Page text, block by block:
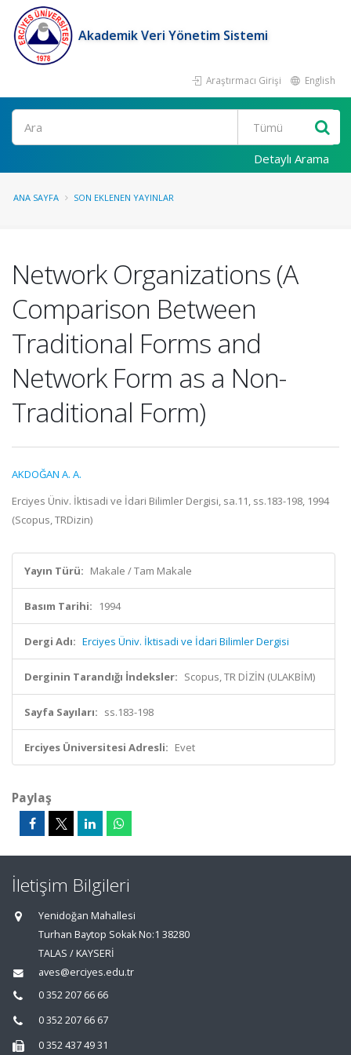
Akademik Veri Yönetim Sistemi
Araştırmacı Girişi English
Ara
Detaylı Arama
ANA SAYFA SON EKLENEN YAYINLAR
Network Organizations (A
Comparison Between
Traditional Forms and
Network Form as a Non-
Traditional Form)
AKDOĞAN A. A.
Erciyes Üniv. İktisadi ve İdari Bilimler Dergisi, sa.11, ss.183-198, 1994
(Scopus, TRDizin)
Yayın Türü: Makale / Tam Makale
Basım Tarihi: 1994
Dergi Adı: Erciyes Üniv. İktisadi ve İdari Bilimler Dergisi
Derginin Tarandığı İndeksler: Scopus, TR DİZİN (ULAKBİM)
Sayfa Sayıları: ss.183-198
Erciyes Üniversitesi Adresli: Evet
Paylaş
İletişim Bilgileri
Yenidoğan Mahallesi
Turhan Baytop Sokak No:1 38280
TALAS / KAYSERİ
aves@erciyes.edu.tr
0 352 207 66 66
0 352 207 66 67
0 352 437 49 31